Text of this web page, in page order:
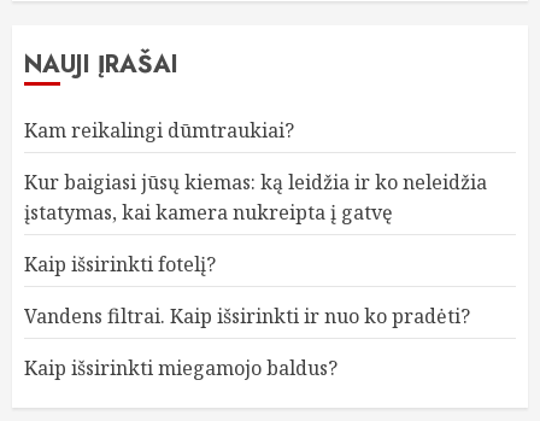
NAUJI ĮRAŠAI
Kam reikalingi dūmtraukiai?
Kur baigiasi jūsų kiemas: ką leidžia ir ko neleidžia
įstatymas, kai kamera nukreipta į gatvę
Kaip išsirinkti fotelį?
Vandens filtrai. Kaip išsirinkti ir nuo ko pradėti?
Kaip išsirinkti miegamojo baldus?